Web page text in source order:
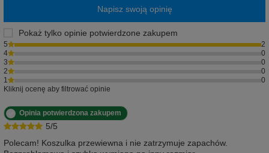
Napisz swoją opinię
Pokaż tylko opinie potwierdzone zakupem
5
2
4
0
3
0
2
0
1
0
Kliknij ocenę aby filtrować opinie
5/5
Opinia potwierdzona zakupem
Polecam! Koszulka przewiewna i nie zatrzymuje zapachów.